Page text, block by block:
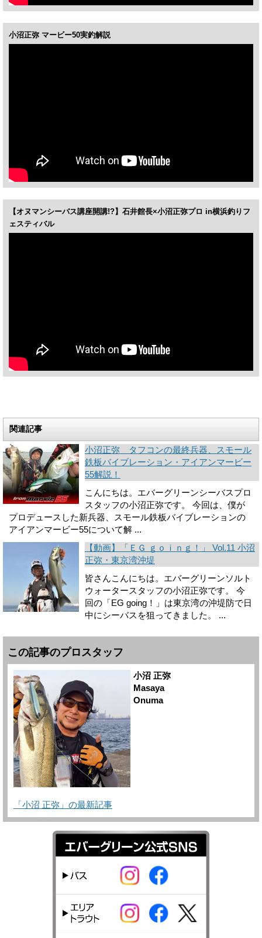
小沼正弥 マービー50実釣解説
【オヌマンシーバス講座開講!?】石井館長×小沼正弥プロ in横浜釣りフ
ェスティバル
関連記事
小沼正弥 タフコンの最終兵器、スモール
鉄板バイブレーション・アイアンマービー
55解説！
こんにちは。エバーグリーンシーバスプロ
スタッフの小沼正弥です。 今回は、僕が
プロデュースした新兵器、スモール鉄板バイブレーションの
アイアンマービー55について解 ...
【動画】「ＥＧ ｇｏｉｎｇ！」 Vol.11 小沼
正弥・東京湾沖堤
皆さんこんにちは。エバーグリーンソルト
ウォータースタッフの小沼正弥です。 今
回の「EG going！」は東京湾の沖堤防で日
中にシーバスを狙ってきました。 ...
この記事のプロスタッフ
小沼 正弥
Masaya
Onuma
「小沼 正弥」の最新記事